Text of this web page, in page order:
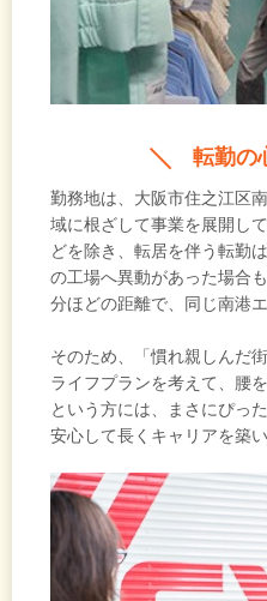
転勤の
勤務地は、大阪市住之江区
域に根ざして事業を展開し
どを除き、転居を伴う転勤
の工場へ異動があった場合
分ほどの距離で、同じ南港
そのため、「慣れ親しんだ
ライフプランを考えて、腰
という方には、まさにぴっ
安心して長くキャリアを築